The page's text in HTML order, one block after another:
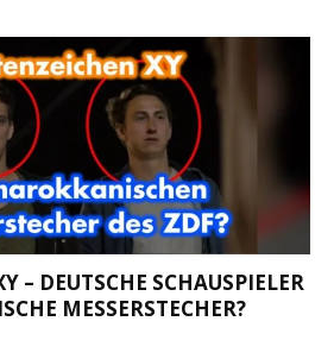
– DEUTSCHE SCHAUSPIELER
MESSERSTECHER?